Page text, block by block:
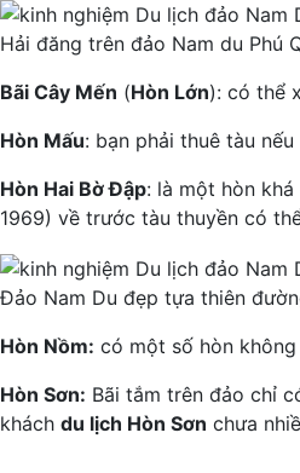
Hải đăng trên đảo Nam du Phú
Bãi Cây Mến (Hòn Lớn): có thể
Hòn Mấu: bạn phải thuê tàu
Hòn Hai Bờ Đập: là một hòn
1969) về trước tàu thuyền có
Đảo Nam Du đẹp tựa thiên
Hòn Nồm: có một số hòn
Hòn Sơn: Bãi tắm trên đảo chỉ
khách du lịch Hòn Sơn chưa